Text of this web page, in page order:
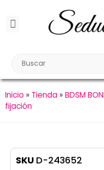
Inicio » Tienda »BDSM
fijación
SKU D-243652